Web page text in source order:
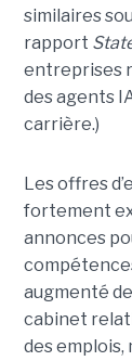
similaires
rapport
entreprises
des agents
carrière.)
Les offres
fortement
annonces
augmenté
cabinet
des emplois,